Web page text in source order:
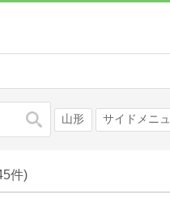
検索 山形 サイドメニ
件)